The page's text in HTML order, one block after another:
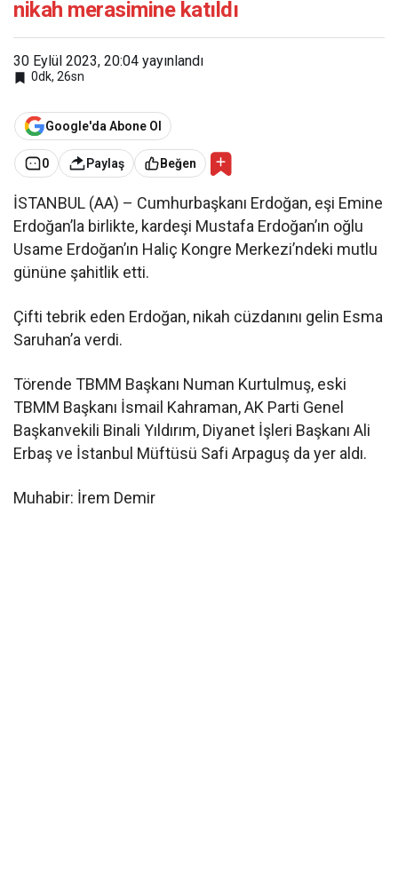
nikah merasimine katıldı
30 Eylül 2023, 20:04 yayınlandı
0dk, 26sn
Google'da Abone Ol
0 Paylaş Beğen
İSTANBUL (AA) – Cumhurbaşkanı Erdoğan, eşi Emine
Erdoğan’la birlikte, kardeşi Mustafa Erdoğan’ın oğlu
Usame Erdoğan’ın Haliç Kongre Merkezi’ndeki mutlu
gününe şahitlik etti.
Çifti tebrik eden Erdoğan, nikah cüzdanını gelin Esma
Saruhan’a verdi.
Törende TBMM Başkanı Numan Kurtulmuş, eski
TBMM Başkanı İsmail Kahraman, AK Parti Genel
Başkanvekili Binali Yıldırım, Diyanet İşleri Başkanı Ali
Erbaş ve İstanbul Müftüsü Safi Arpaguş da yer aldı.
Muhabir: İrem Demir